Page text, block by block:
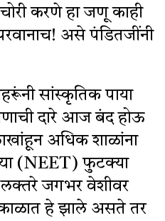
करणे हा जणू काही
असे पंडितजींनी
सांस्कृतिक पाया
दारे आज बंद होऊ
अधिक शाळांना
(NEET) फुटक्या
लक्तरे जगभर वेशीवर
हे झाले असते तर